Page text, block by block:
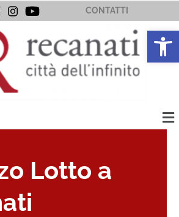
CONTATTI
Lotto a
Apri la